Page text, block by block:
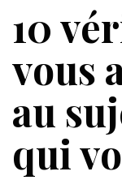
10
vous
au
qui